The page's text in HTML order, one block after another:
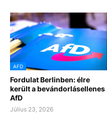
AFD
Fordulat Berlinben: élre
került a bevándorlásellenes
AfD
Július 23, 2026